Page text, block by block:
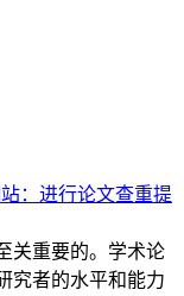
：进行论文查重提
关重要的。学术论
究者的水平和能力